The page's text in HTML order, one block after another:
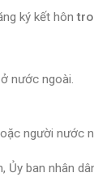
ký kết hôn
nước ngoài.
người nước
ban nhân